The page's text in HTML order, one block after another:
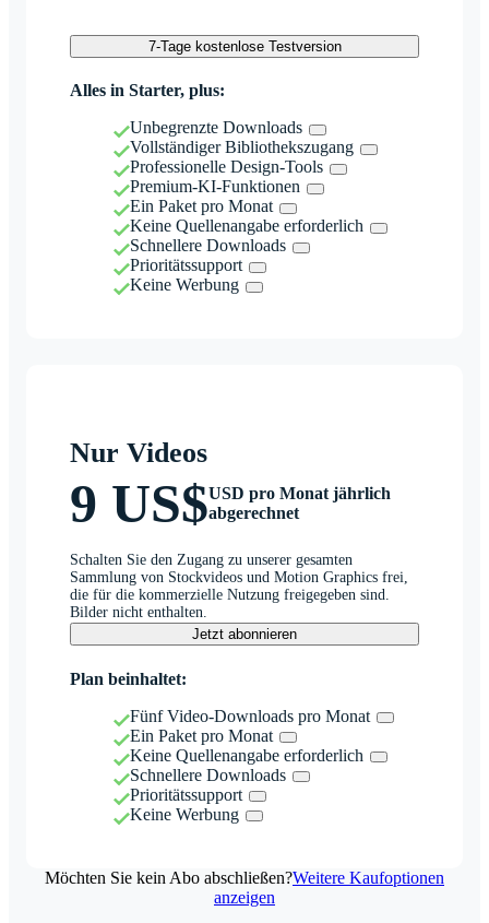
7-Tage kostenlose Testversion
Alles in Starter, plus:
Unbegrenzte Downloads
Vollständiger Bibliothekszugang
Professionelle Design-Tools
Premium-KI-Funktionen
Ein Paket pro Monat
Keine Quellenangabe erforderlich
Schnellere Downloads
Prioritätssupport
Keine Werbung
Nur Videos
9 US$USD pro Monat jährlich
abgerechnet
Schalten Sie den Zugang zu unserer gesamten
Sammlung von Stockvideos und Motion Graphics frei,
die für die kommerzielle Nutzung freigegeben sind.
Bilder nicht enthalten.
Jetzt abonnieren
Plan beinhaltet:
Fünf Video-Downloads pro Monat
Ein Paket pro Monat
Keine Quellenangabe erforderlich
Schnellere Downloads
Prioritätssupport
Keine Werbung
Möchten Sie kein Abo abschließen?Weitere Kaufoptionen
anzeigen